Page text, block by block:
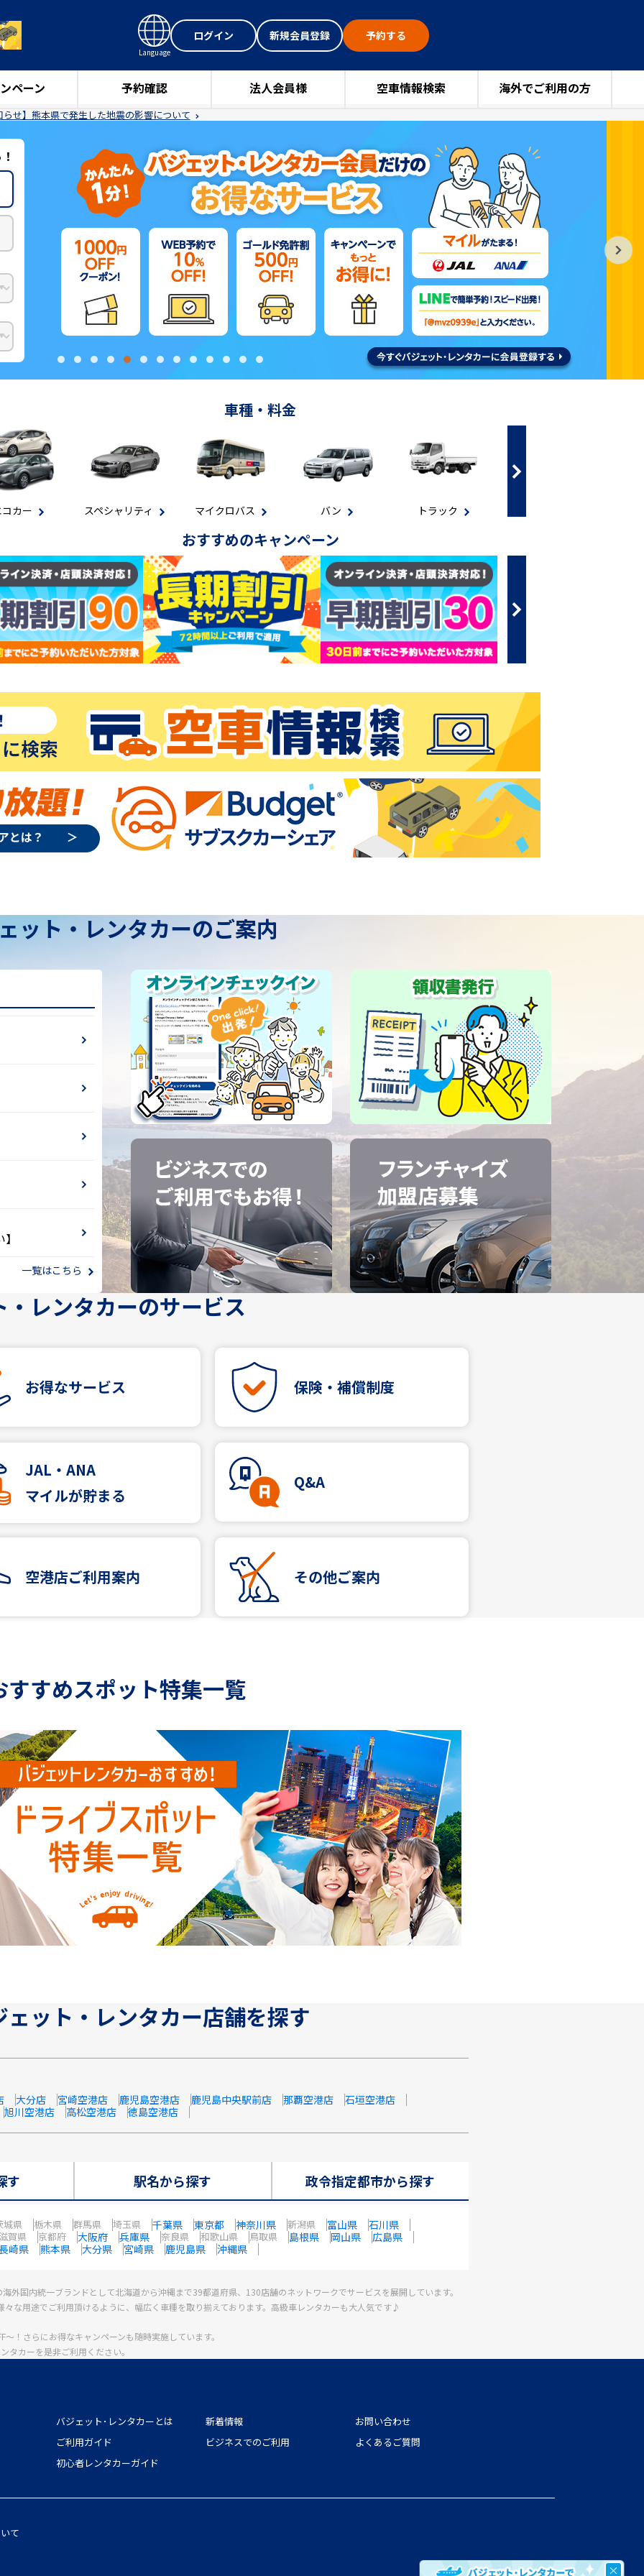
Language
ログイン 新規会員登録 予約する
ペーン 予約確認 法人会員様 空車情報検索 海外でご利用の方
せ】熊本県で発生した地震の影響について
×
車種・料金
ャリティ マイクロバス バン トラック 福祉車輌
おすすめのキャンペーン
ット・レンタカーのご案内
一覧はこちら
レンタカーのサービス
お得なサービス 保険・補償制度
JAL・ANA
マイルが貯まる
Q&A
空港店ご利用案内 その他ご案内
すすめスポット特集一覧
ット・レンタカー店舗を探す
大分店 宮崎空港店 鹿児島空港店 鹿児島中央駅前店 那覇空港店
石垣空港店
旭川空港店
高松空港店 徳島空港店
す 駅名から探す 政令指定都市から探す
城県 栃木県 群馬県 埼玉県 千葉県 東京都 神奈川県 新潟県 富山県 石川県
賀県 京都府 大阪府 兵庫県 奈良県 和歌山県 鳥取県 島根県 岡山県
広島県
崎県
熊本県 大分県 宮崎県 鹿児島県 沖縄県
国内統一ブランドとして北海道から沖縄まで39都道府県、130店舗のネットワークでサービスを展開しています。
な用途でご利用頂けるように、幅広く車種を取り揃えております。高級車レンタカーも大人気です♪
！さらにお得なキャンペーンも随時実施しています。
タカーを是非ご利用ください。
バジェット･レンタカーとは
ご利用ガイド
初心者レンタカーガイド
新着情報
ビジネスでのご利用
お問い合わせ
よくあるご質問
て